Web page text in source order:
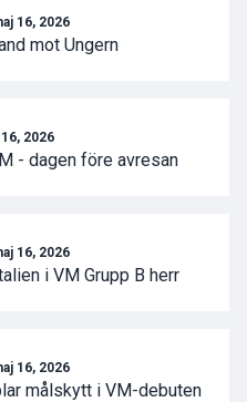
16, 2026
mot Ungern
2026
- dagen före avresan
16, 2026
i VM Grupp B herr
16, 2026
målskytt i VM-debuten